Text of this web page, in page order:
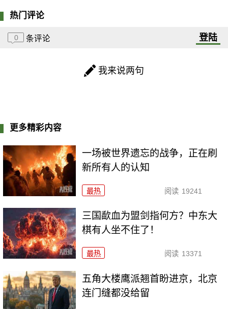
热门评论
0 条评论 登陆
我来说两句
更多精彩内容
一场被世界遗忘的战争，正在刷
新所有人的认知
最热 阅读 19241
三国歃血为盟剑指何方？中东大
棋有人坐不住了！
最热 阅读 13371
五角大楼鹰派翘首盼进京，北京
连门缝都没给留